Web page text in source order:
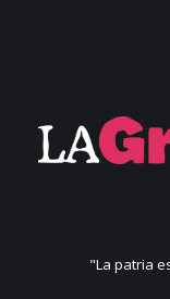
"La patria